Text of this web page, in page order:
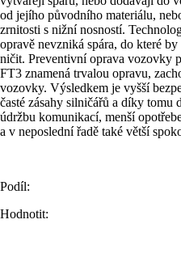
od jejího původního materiálu,
zrnitosti s nižní nosností.
opravě nevzniká spára, do které
ničit. Preventivní oprava vozovky
FT3 znamená trvalou opravu,
vozovky. Výsledkem je vyšší
časté zásahy silničářů a díky tomu
údržbu komunikací, menší
a v neposlední řadě také větší
Podíl:
Hodnotit: